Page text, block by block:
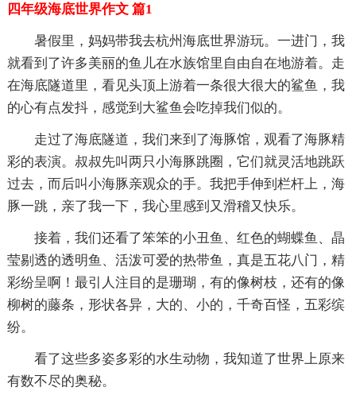
四年级海底世界作文 篇1
暑假里，妈妈带我去杭州海底世界游玩。一进门，我
就看到了许多美丽的鱼儿在水族馆里自由自在地游着。走
在海底隧道里，看见头顶上游着一条很大很大的鲨鱼，我
的心有点发抖，感觉到大鲨鱼会吃掉我们似的。
走过了海底隧道，我们来到了海豚馆，观看了海豚精
彩的表演。叔叔先叫两只小海豚跳圈，它们就灵活地跳跃
过去，而后叫小海豚亲观众的手。我把手伸到栏杆上，海
豚一跳，亲了我一下，我心里感到又滑稽又快乐。
接着，我们还看了笨笨的小丑鱼、红色的蝴蝶鱼、晶
莹剔透的透明鱼、活泼可爱的热带鱼，真是五花八门，精
彩纷呈啊！最引人注目的是珊瑚，有的像树枝，还有的像
柳树的藤条，形状各异，大的、小的，千奇百怪，五彩缤
纷。
看了这些多姿多彩的水生动物，我知道了世界上原来
有数不尽的奥秘。